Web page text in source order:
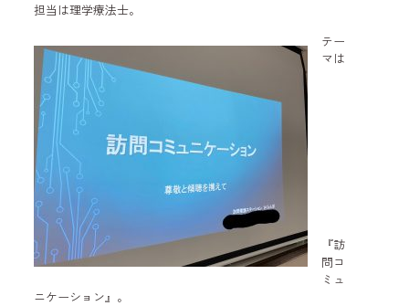
担当は理学療法士。
テー
マは
『訪
問コ
ミュ
ニケーション』。